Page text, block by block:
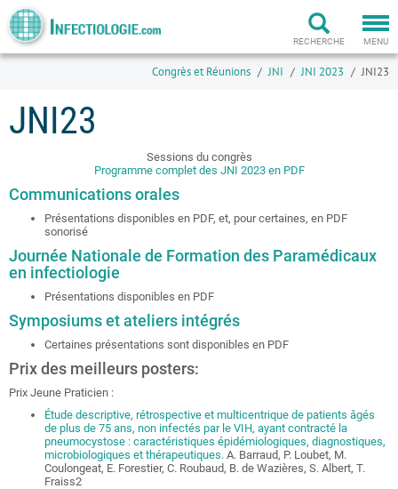
MENU
RECHERCHE
Congrès et Réunions JNI JNI 2023 JNI23
JNI23
Sessions du congrès
Programme complet des JNI 2023 en PDF
Communications orales
Présentations disponibles en PDF, et, pour certaines, en PDF
sonorisé
Journée Nationale de Formation des Paramédicaux
en infectiologie
Présentations disponibles en PDF
Symposiums et ateliers intégrés
Certaines présentations sont disponibles en PDF
Prix des meilleurs posters:
Prix Jeune Praticien :
Étude descriptive, rétrospective et multicentrique de patients âgés
de plus de 75 ans, non infectés par le VIH, ayant contracté la
pneumocystose : caractéristiques épidémiologiques, diagnostiques,
microbiologiques et thérapeutiques. A. Barraud, P. Loubet, M.
Coulongeat, E. Forestier, C. Roubaud, B. de Wazières, S. Albert, T.
Fraiss2